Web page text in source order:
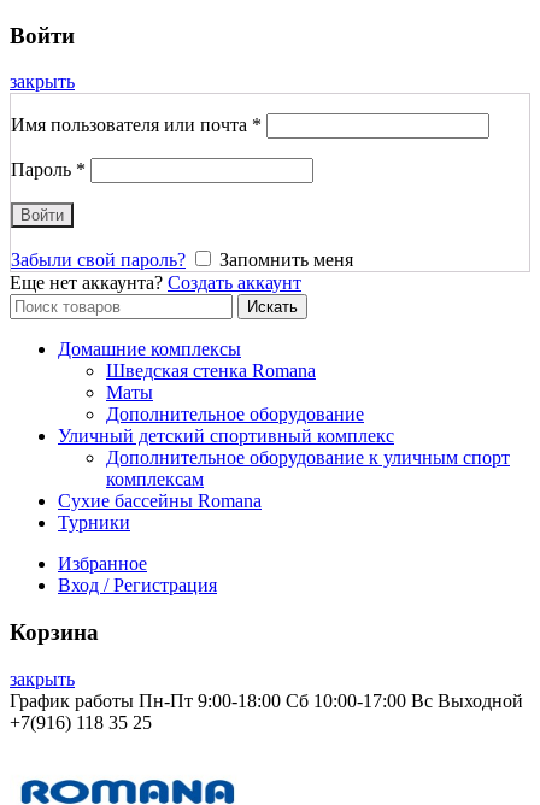
Войти
закрыть
Имя пользователя или почта *
Пароль *
Войти
Забыли свой пароль?
Запомнить меня
Еще нет аккаунта? Создать аккаунт
Search
for:
Искать
Домашние комплексы
Шведская стенка Romana
Маты
Дополнительное оборудование
Уличный детский спортивный комплекс
Дополнительное оборудование к уличным спорт
комплексам
Сухие бассейны Romana
Турники
Избранное
Вход / Регистрация
Корзина
закрыть
График работы Пн-Пт 9:00-18:00 Сб 10:00-17:00 Вс Выходной
+7(916) 118 35 25
Контакты